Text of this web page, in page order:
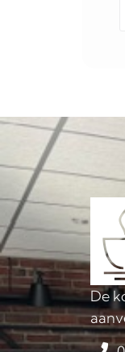
De